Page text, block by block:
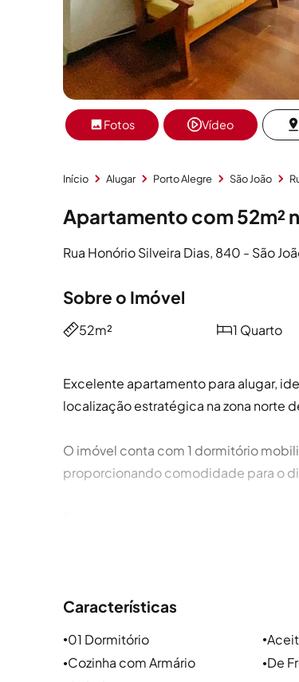
Fotos Vídeo
Início Alugar Porto Alegre São João
Apartamento com 52m²
Rua Honório Silveira Dias, 840 - São
Sobre o Imóvel
52m² 1 Quarto
Excelente apartamento para alugar,
localização estratégica na zona norte
O imóvel conta com 1 dormitório
proporcionando comodidade para o
fechada, proporcionando mais
Características
●01 Dormitório ●
●Cozinha com Armário ●De